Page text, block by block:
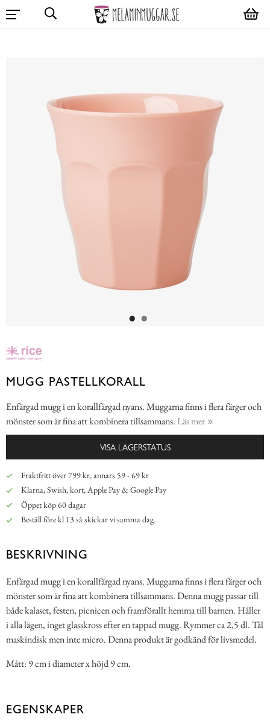
MUGG PASTELLKORALL
Enfärgad mugg i en korallfärgad nyans. Muggarna finns i flera färger och
mönster som är fina att kombinera tillsammans. Läs mer
VISA LAGERSTATUS
Fraktfritt över 799 kr, annars 59 - 69 kr
Klarna, Swish, kort, Apple Pay & Google Pay
Öppet köp 60 dagar
Beställ före kl 13 så skickar vi samma dag.
BESKRIVNING
Enfärgad mugg i en korallfärgad nyans. Muggarna finns i flera färger och
mönster som är fina att kombinera tillsammans. Denna mugg passar till
både kalaset, festen, picnicen och framförallt hemma till barnen. Håller
i alla lägen, inget glasskross efter en tappad mugg. Rymmer ca 2,5 dl. Tål
maskindisk men inte micro. Denna produkt är godkänd för livsmedel.
Mått: 9 cm i diameter x höjd 9 cm.
EGENSKAPER